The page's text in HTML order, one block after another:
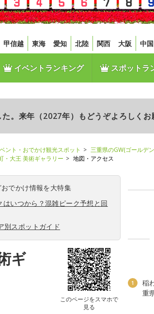
甲信越 東海 愛知 北陸 関西 大阪 中国
イベントランキング スポットラ
。来年（2027年）もどうぞよろしくお
ント・おでかけ観光スポット
三重県のGW(ゴールデ
・大王 美術ギャラリー 地図・アクセス
おでかけ情報を大特集
いつから？混雑ピーク予想と回
別スポットガイド
ギ
このページをスマホで
見る
1
稲
重